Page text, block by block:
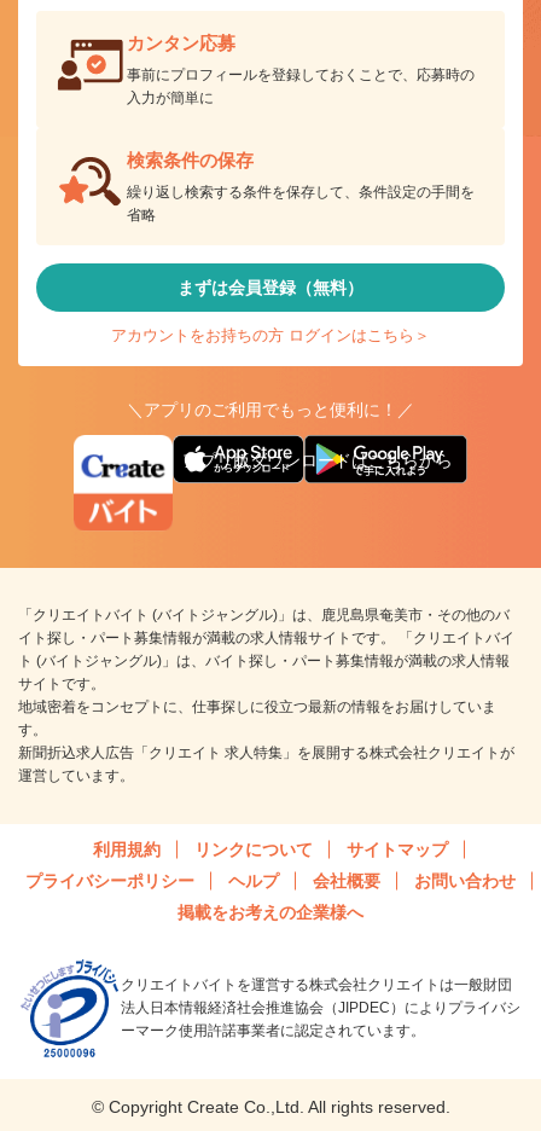
カンタン応募
事前にプロフィールを登録しておくことで、応募時の
入力が簡単に
検索条件の保存
繰り返し検索する条件を保存して、条件設定の手間を
省略
まずは会員登録（無料）
アカウントをお持ちの方 ログインはこちら＞
＼アプリのご利用でもっと便利に！／
アプリ版ダウンロードはこちらから
「クリエイトバイト (バイトジャングル)」は、鹿児島県奄美市・その他のバ
イト探し・パート募集情報が満載の求人情報サイトです。 「クリエイトバイ
ト (バイトジャングル)」は、バイト探し・パート募集情報が満載の求人情報
サイトです。
地域密着をコンセプトに、仕事探しに役立つ最新の情報をお届けしていま
す。
新聞折込求人広告「クリエイト 求人特集」を展開する株式会社クリエイトが
運営しています。
利用規約 リンクについて
サイトマップ
プライバシーポリシー
ヘルプ 会社概要
お問い合わせ
掲載をお考えの企業様へ
クリエイトバイトを運営する株式会社クリエイトは一般財団
法人日本情報経済社会推進協会（JIPDEC）によりプライバシ
ーマーク使用許諾事業者に認定されています。
© Copyright Create Co.,Ltd. All rights reserved.